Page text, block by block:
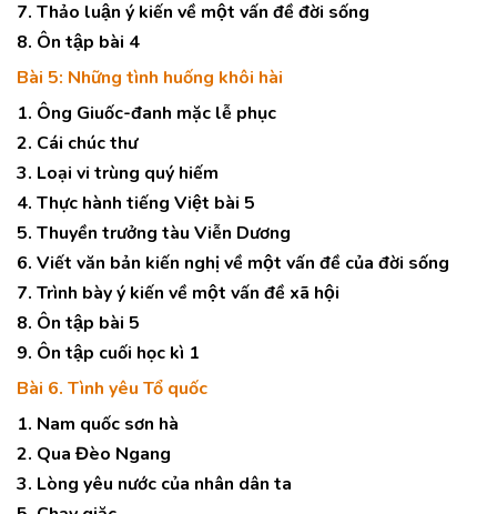
7. Thảo luận ý kiến về một vấn đề đời sống
8. Ôn tập bài 4
Bài 5: Những tình huống khôi hài
1. Ông Giuốc-đanh mặc lễ phục
2. Cái chúc thư
3. Loại vi trùng quý hiếm
4. Thực hành tiếng Việt bài 5
5. Thuyền trưởng tàu Viễn Dương
6. Viết văn bản kiến nghị về một vấn đề của đời sống
7. Trình bày ý kiến về một vấn đề xã hội
8. Ôn tập bài 5
9. Ôn tập cuối học kì 1
Bài 6. Tình yêu Tổ quốc
1. Nam quốc sơn hà
2. Qua Đèo Ngang
3. Lòng yêu nước của nhân dân ta